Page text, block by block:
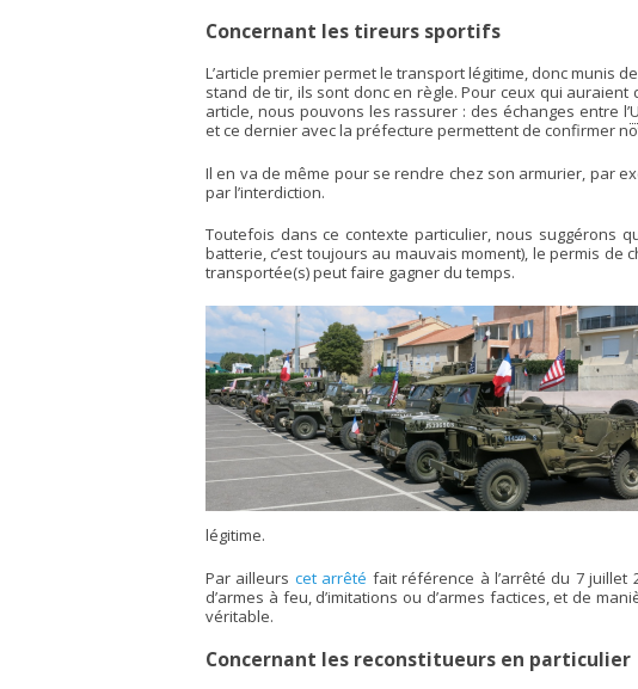
Concernant les tireurs sportifs
L’article premier permet le transport légitime, donc munis
stand de tir, ils sont donc en règle. Pour ceux qui
article, nous pouvons les rassurer : des échanges entre l’
et ce dernier avec la préfecture permettent de confirmer
Il en va de même pour se rendre chez son armurier, par
par l’interdiction.
Toutefois dans ce contexte particulier, nous suggérons
batterie, c’est toujours au mauvais moment), le permis
transportée(s) peut faire gagner du temps.
légitime.
Par ailleurs cet arrêté fait référence à l’arrêté du 7
d’armes à feu, d’imitations ou d’armes factices, et de
véritable.
Concernant les reconstitueurs en particulier